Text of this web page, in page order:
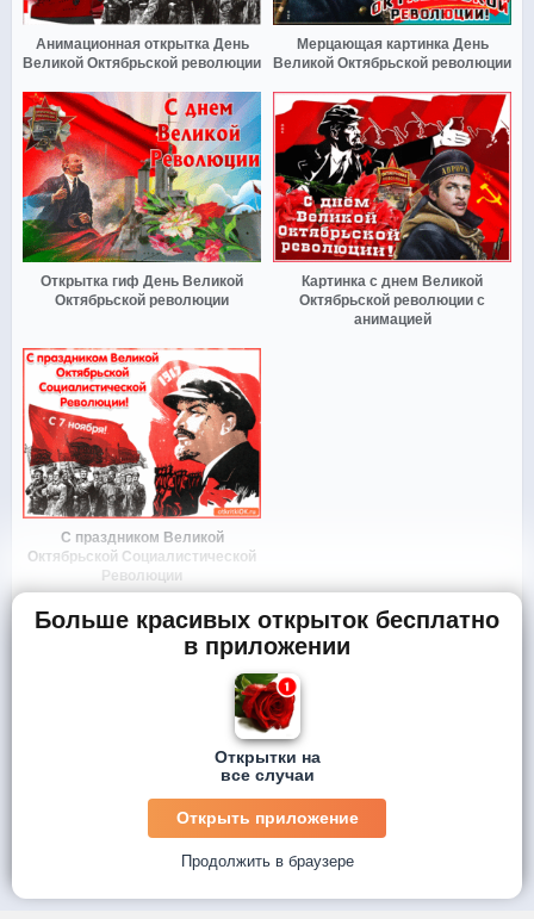
Анимационная открытка День
Великой Октябрьской революции
Мерцающая картинка День
Великой Октябрьской революции
Открытка гиф День Великой
Октябрьской революции
Картинка с днем Великой
Октябрьской революции с
анимацией
С праздником Великой
Октябрьской Социалистической
Революции
Больше красивых открыток бесплатно
в приложении
Открытки на
все случаи
Открыть приложение
Продолжить в браузере